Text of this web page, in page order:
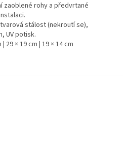
zaoblené rohy a předvrtané
stálost (nekroutí se),
UV potisk.
| 29 × 19 cm | 19 × 14 cm